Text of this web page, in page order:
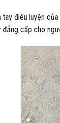
điêu luyện của
đẳng cấp cho